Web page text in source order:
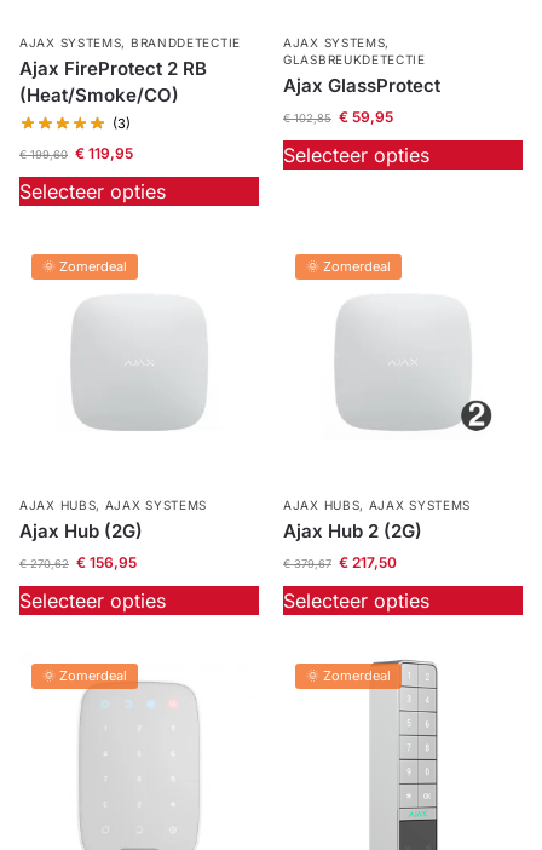
AJAX SYSTEMS, BRANDDETECTIE
Ajax FireProtect 2 RB
(Heat/Smoke/CO)
(3)
€199,60 €119,95
Selecteer opties
AJAX SYSTEMS,
GLASBREUKDETECTIE
Ajax GlassProtect
€102,85 €59,95
Selecteer opties
🌞 Zomerdeal
AJAX HUBS, AJAX SYSTEMS
Ajax Hub (2G)
€270,62 €156,95
Selecteer opties
🌞 Zomerdeal
AJAX HUBS, AJAX SYSTEMS
Ajax Hub 2 (2G)
€379,67 €217,50
Selecteer opties
🌞 Zomerdeal 🌞 Zomerdeal